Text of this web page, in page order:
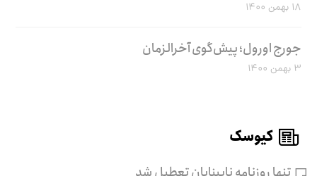
۱۸ بهمن ۱۴۰۰
جورج اورول؛ پیش‌گوی آخرالزمان
۳ بهمن ۱۴۰۰
کیوسک